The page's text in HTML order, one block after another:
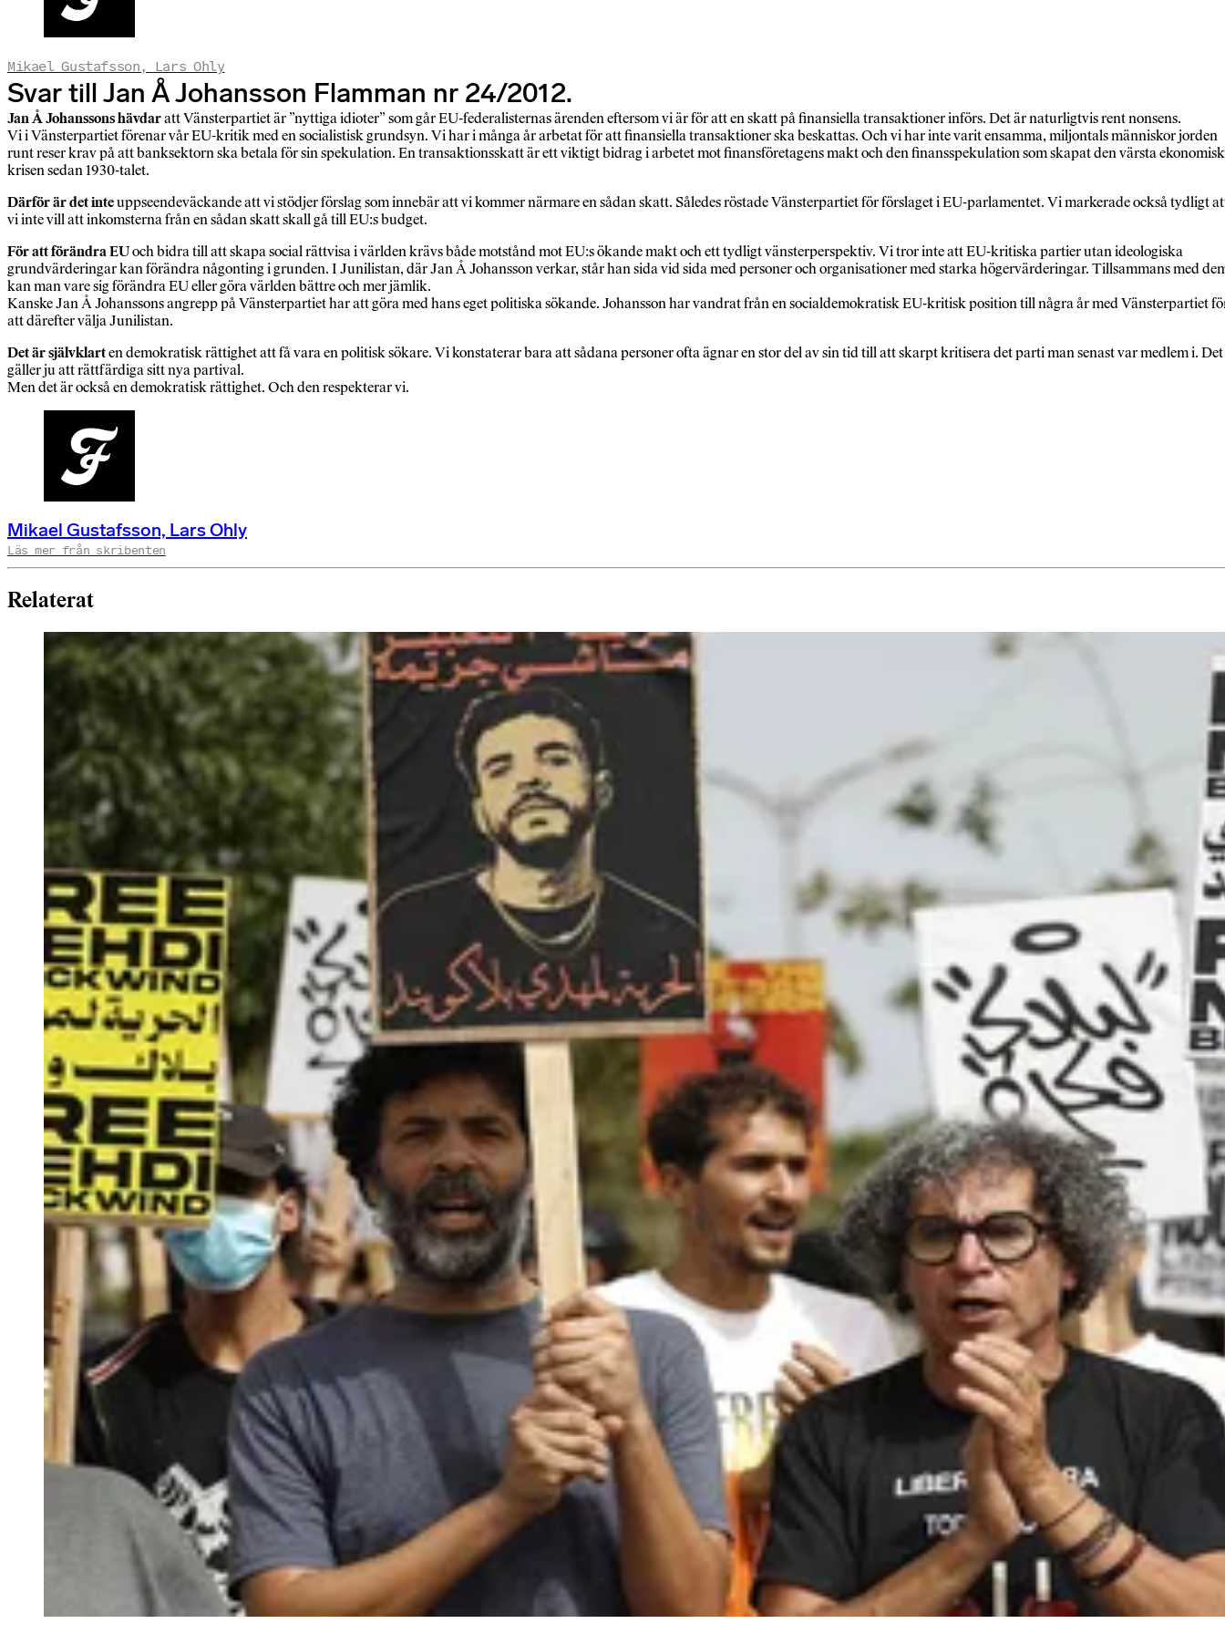
Mikael Gustafsson, Lars Ohly
Svar till Jan Å Johansson Flamman nr 24/2012.
Jan Å Johanssons hävdaratt Vänsterpartiet är ”nyttiga idioter” som går EU-federalisternas ärenden eftersom vi är för att en skatt på finansiella transaktioner införs. Det är naturligtvis rent nonsens.
Vi i Vänsterpartiet förenar vår EU-kritik med en socialistisk grundsyn. Vi har i många år arbetat för att finansiella transaktioner ska beskattas. Och vi har inte varit ensamma, miljontals människor jorden
runt reser krav på att banksektorn ska betala för sin spekulation. En transaktionsskatt är ett viktigt bidrag i arbetet mot finansföretagens makt och den finansspekulation som skapat den värsta
krisen sedan 1930-talet.
Därför är det inteuppseendeväckande att vi stödjer förslag som innebär att vi kommer närmare en sådan skatt. Således röstade Vänsterpartiet för förslaget i EU-parlamentet. Vi markerade också tydligt
vi inte vill att inkomsterna från en sådan skatt skall gå till EU:s budget.
För att förändra EUoch bidra till att skapa social rättvisa i världen krävs både motstånd mot EU:s ökande makt och ett tydligt vänsterperspektiv. Vi tror inte att EU-kritiska partier utan ideologiska
grundvärderingar kan förändra någonting i grunden. I Junilistan, där Jan Å Johansson verkar, står han sida vid sida med personer och organisationer med starka högervärderingar. Tillsammans med
kan man vare sig förändra EU eller göra världen bättre och mer jämlik.
Kanske Jan Å Johanssons angrepp på Vänsterpartiet har att göra med hans eget politiska sökande. Johansson har vandrat från en socialdemokratisk EU-kritisk position till några år med Vänsterpartiet
att därefter välja Junilistan.
Det är självklarten demokratisk rättighet att få vara en politisk sökare. Vi konstaterar bara att sådana personer ofta ägnar en stor del av sin tid till att skarpt kritisera det parti man senast var medlem i. Det
gäller ju att rättfärdiga sitt nya partival.
Men det är också en demokratisk rättighet. Och den respekterar vi.
Mikael Gustafsson, Lars Ohly
Läs mer från skribenten
Relaterat